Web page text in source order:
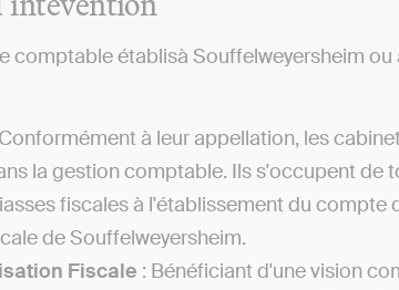
comptable établisà Souffelweyersheim
à leur appellation, les
la gestion comptable. Ils s'occupent de
fiscales à l'établissement du
de Souffelweyersheim.
Fiscale : Bénéficiant d'une vision